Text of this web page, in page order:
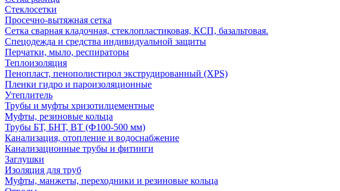
Стеклосетки
Просечно-вытяжная сетка
Сетка сварная кладочная, стеклопластиковая, КСП, базальтовая.
Спецодежда и средства индивидуальной защиты
Перчатки, мыло, респираторы
Теплоизоляция
Пенопласт, пенополистирол экструдированный (XPS)
Пленки гидро и пароизоляционные
Утеплитель
Трубы и муфты хризотилцементные
Муфты, резиновые кольца
Трубы БТ, БНТ, ВТ (Ф100-500 мм)
Канализация, отопление и водоснабжение
Канализационные трубы и фитинги
Заглушки
Изоляция для труб
Муфты, манжеты, переходники и резиновые кольца